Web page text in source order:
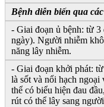
Bệnh diễn biến qua
- Giai đoạn ủ bệnh: từ
ngày). Người nhiễm
năng lây nhiễm.
- Giai đoạn khởi phát:
là sốt và nổi hạch
thể có biểu hiện đau
rút có thể lây sang